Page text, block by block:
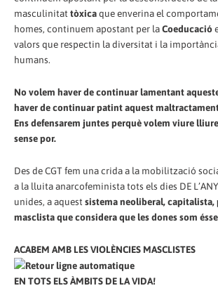
masculinitat tòxicaque enverina el
homes, continuem apostant per laCoeducació
valors que respectin la diversitat i la
humans.
No volem haver de continuar lamentant
haver de continuar patint aquest
Ens defensarem juntes perquè volem viure
sense por.
Des de CGT fem una crida a la mobilització
a la lluita anarcofeminista tots els dies DE
unides, a aquest sistema neoliberal, capitalista,
masclista que considera que les dones som
ACABEM AMB LES VIOLÈNCIES MASCLISTES
EN TOTS ELS ÀMBITS DE LA VIDA!